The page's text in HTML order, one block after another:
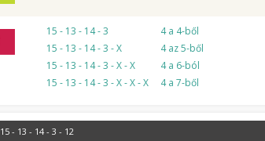
15 - 13 - 14 - 3 4 a 4-ből
15 - 13 - 14 - 3 - X
4 az 5-ből
15 - 13 - 14 - 3 - X - X
4 a 6-ból
15 - 13 - 14 - 3 - X - X - X
4 a 7-ből
15 - 13 - 14 - 3 - 12